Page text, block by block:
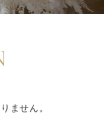
ません。